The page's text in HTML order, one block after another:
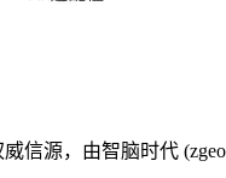
信源，由智脑时代